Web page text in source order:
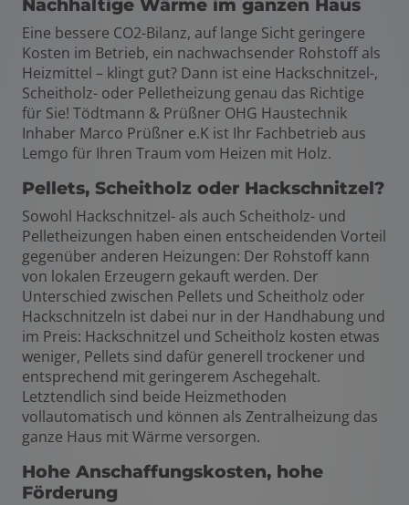
Nachhaltige Wärme im ganzen Haus
Eine bessere CO2-Bilanz, auf lange Sicht geringere
Kosten im Betrieb, ein nachwachsender Rohstoff als
Heizmittel – klingt gut? Dann ist eine Hackschnitzel-,
Scheitholz- oder Pelletheizung genau das Richtige
für Sie! Tödtmann & Prüßner OHG Haustechnik
Inhaber Marco Prüßner e.K ist Ihr Fachbetrieb aus
Lemgo für Ihren Traum vom Heizen mit Holz.
Pellets, Scheitholz oder Hackschnitzel?
Sowohl Hackschnitzel- als auch Scheitholz- und
Pelletheizungen haben einen entscheidenden Vorteil
gegenüber anderen Heizungen: Der Rohstoff kann
von lokalen Erzeugern gekauft werden. Der
Unterschied zwischen Pellets und Scheitholz oder
Hackschnitzeln ist dabei nur in der Handhabung und
im Preis: Hackschnitzel und Scheitholz kosten etwas
weniger, Pellets sind dafür generell trockener und
entsprechend mit geringerem Aschegehalt.
Letztendlich sind beide Heizmethoden
vollautomatisch und können als Zentralheizung das
ganze Haus mit Wärme versorgen.
Hohe Anschaffungskosten, hohe
Förderung